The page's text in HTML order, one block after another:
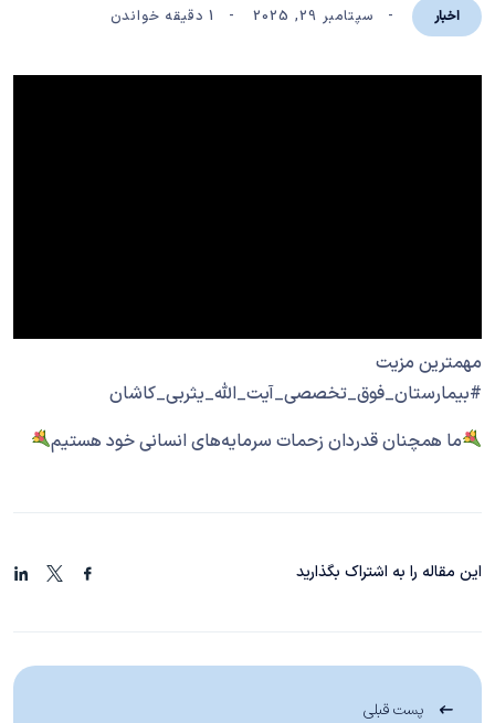
اخبار سپتامبر 29, 2025 1 دقیقه خواندن
مهمترین مزیت
#بیمارستان_فوق_تخصصی_آیت_الله_یثربی_کاشان
ما همچنان قدردان زحمات سرمایه‌های انسانی خود هستیم
این مقاله را به اشتراک بگذارید
پست قبلی